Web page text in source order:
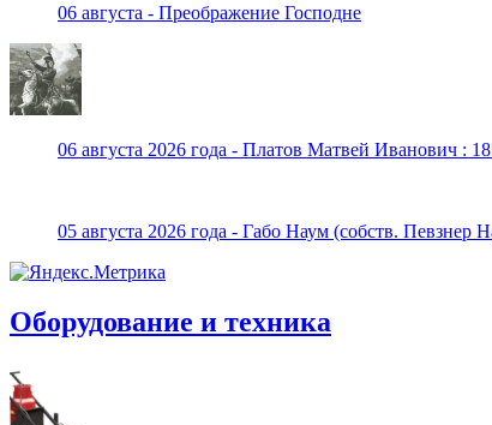
06 августа - Преображение Господне
06 августа 2026 года - Платов Матвей Иванович :
05 августа 2026 года - Габо Наум (собств.
Оборудование и техника